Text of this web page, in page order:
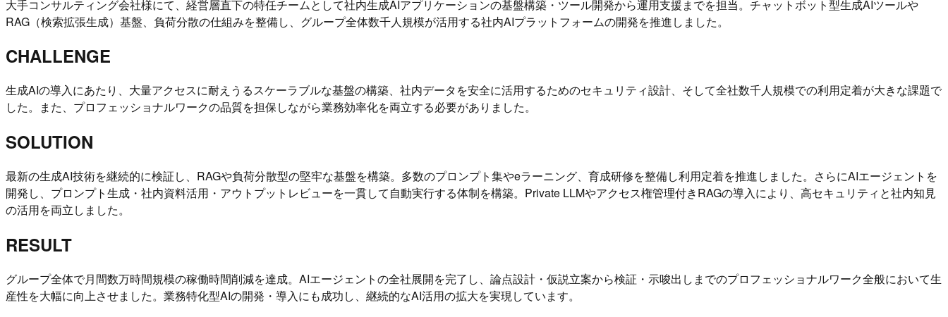
大手コンサルティング会社様にて、経営層直下の特任チームとして社内生成AIアプリケーションの基盤構築・ツール開発から運用支援までを担当。チャットボット型生成AIツールや
RAG（検索拡張生成）基盤、負荷分散の仕組みを整備し、グループ全体数千人規模が活用する社内AIプラットフォームの開発を推進しました。
CHALLENGE
生成AIの導入にあたり、大量アクセスに耐えうるスケーラブルな基盤の構築、社内データを安全に活用するためのセキュリティ設計、そして全社数千人規模での利用定着が大きな課題で
した。また、プロフェッショナルワークの品質を担保しながら業務効率化を両立する必要がありました。
SOLUTION
最新の生成AI技術を継続的に検証し、RAGや負荷分散型の堅牢な基盤を構築。多数のプロンプト集やeラーニング、育成研修を整備し利用定着を推進しました。さらにAIエージェントを
開発し、プロンプト生成・社内資料活用・アウトプットレビューを一貫して自動実行する体制を構築。Private LLMやアクセス権管理付きRAGの導入により、高セキュリティと社内知見
の活用を両立しました。
RESULT
グループ全体で月間数万時間規模の稼働時間削減を達成。AIエージェントの全社展開を完了し、論点設計・仮説立案から検証・示唆出しまでのプロフェッショナルワーク全般において生
産性を大幅に向上させました。業務特化型AIの開発・導入にも成功し、継続的なAI活用の拡大を実現しています。